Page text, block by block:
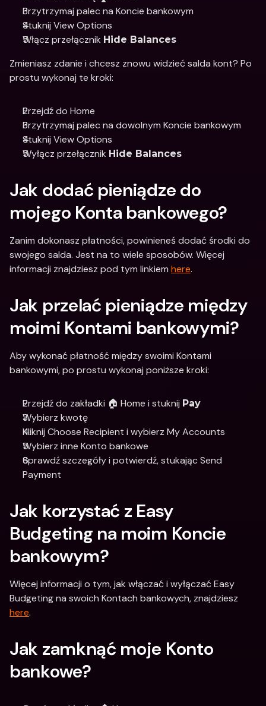
Przytrzymaj palec na Koncie bankowym
Stuknij View Options
Włącz przełącznik Hide Balances
Zmieniasz zdanie i chcesz znowu widzieć salda kont? Po
prostu wykonaj te kroki:
Przejdź do Home
Przytrzymaj palec na dowolnym Koncie bankowym
Stuknij View Options
Wyłącz przełącznik Hide Balances
Jak dodać pieniądze do
mojego Konta bankowego?
Zanim dokonasz płatności, powinieneś dodać środki do
swojego salda. Jest na to wiele sposobów. Więcej
informacji znajdziesz pod tym linkiem here.
Jak przelać pieniądze między
moimi Kontami bankowymi?
Aby wykonać płatność między swoimi Kontami
bankowymi, po prostu wykonaj poniższe kroki:
Przejdź do zakładki 🏠 Home i stuknij Pay
Wybierz kwotę
Kliknij Choose Recipient i wybierz My Accounts
Wybierz inne Konto bankowe
Sprawdź szczegóły i potwierdź, stukając Send
Payment
Jak korzystać z Easy
Budgeting na moim Koncie
bankowym?
Więcej informacji o tym, jak włączać i wyłączać Easy
here.
Jak zamknąć moje Konto
bankowe?